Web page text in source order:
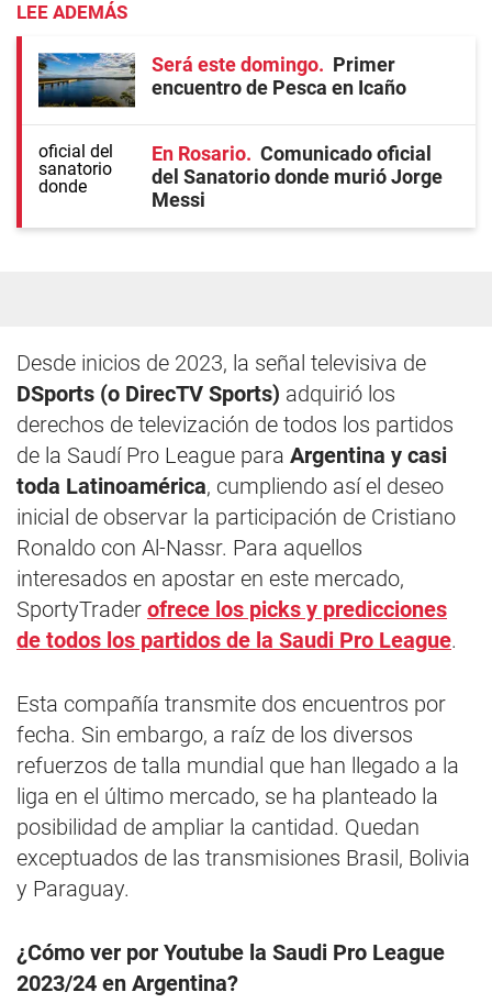
LEE ADEMÁS
Será este domingo
Primer
encuentro de Pesca en Icaño
En Rosario
Comunicado oficial
del Sanatorio donde murió Jorge
Messi
Desde inicios de 2023, la señal televisiva de
DSports (o DirecTV Sports) adquirió los
derechos de televización de todos los partidos
de la Saudí Pro League para Argentina y casi
toda Latinoamérica, cumpliendo así el deseo
inicial de observar la participación de Cristiano
Ronaldo con Al-Nassr. Para aquellos
interesados en apostar en este mercado,
SportyTrader ofrece los picks y predicciones
de todos los partidos de la Saudi Pro League.
Esta compañía transmite dos encuentros por
fecha. Sin embargo, a raíz de los diversos
refuerzos de talla mundial que han llegado a la
liga en el último mercado, se ha planteado la
posibilidad de ampliar la cantidad. Quedan
exceptuados de las transmisiones Brasil, Bolivia
y Paraguay.
¿Cómo ver por Youtube la Saudi Pro League
2023/24 en Argentina?